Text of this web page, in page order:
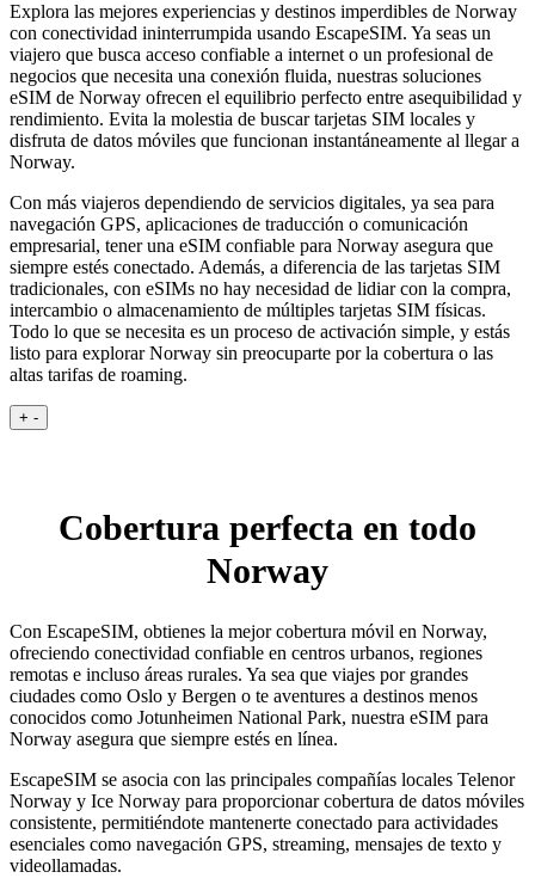
Explora las mejores experiencias y destinos imperdibles de Norway
con conectividad ininterrumpida usando EscapeSIM. Ya seas un
viajero que busca acceso confiable a internet o un profesional de
negocios que necesita una conexión fluida, nuestras soluciones
eSIM de Norway ofrecen el equilibrio perfecto entre asequibilidad y
rendimiento. Evita la molestia de buscar tarjetas SIM locales y
disfruta de datos móviles que funcionan instantáneamente al llegar a
Norway.
Con más viajeros dependiendo de servicios digitales, ya sea para
navegación GPS, aplicaciones de traducción o comunicación
empresarial, tener una eSIM confiable para Norway asegura que
siempre estés conectado. Además, a diferencia de las tarjetas SIM
tradicionales, con eSIMs no hay necesidad de lidiar con la compra,
intercambio o almacenamiento de múltiples tarjetas SIM físicas.
Todo lo que se necesita es un proceso de activación simple, y estás
listo para explorar Norway sin preocuparte por la cobertura o las
altas tarifas de roaming.
+ -
Cobertura perfecta en todo
Norway
Con EscapeSIM, obtienes la mejor cobertura móvil en Norway,
ofreciendo conectividad confiable en centros urbanos, regiones
remotas e incluso áreas rurales. Ya sea que viajes por grandes
ciudades como Oslo y Bergen o te aventures a destinos menos
conocidos como Jotunheimen National Park, nuestra eSIM para
Norway asegura que siempre estés en línea.
EscapeSIM se asocia con las principales compañías locales Telenor
Norway y Ice Norway para proporcionar cobertura de datos móviles
consistente, permitiéndote mantenerte conectado para actividades
esenciales como navegación GPS, streaming, mensajes de texto y
videollamadas.